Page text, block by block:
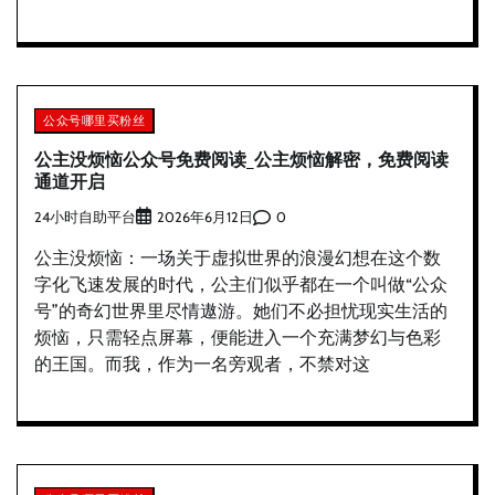
公众号哪里买粉丝
公主没烦恼公众号免费阅读_公主烦恼解密，免费阅读
通道开启
24小时自助平台 2026年6月12日 0
公主没烦恼：一场关于虚拟世界的浪漫幻想在这个数
字化飞速发展的时代，公主们似乎都在一个叫做“公众
号”的奇幻世界里尽情遨游。她们不必担忧现实生活的
烦恼，只需轻点屏幕，便能进入一个充满梦幻与色彩
的王国。而我，作为一名旁观者，不禁对这